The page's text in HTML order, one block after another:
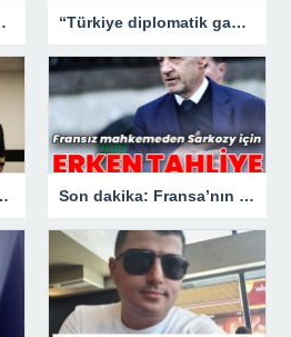
imtihanı! “Türkiye diplomatik gayretlerine devam edecek”
“Karadeniz’de yeni bir güvenlik mimarisi mi doğuyor? Son dakika: Fransa’nın eski lideri Sarkozy’e erken tahliye.